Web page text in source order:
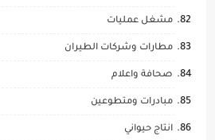
مشغل عمليات
مطارات وشركات الطيران
صحافة واعلام
مبادرات ومتطوعين
انتاج حيواني